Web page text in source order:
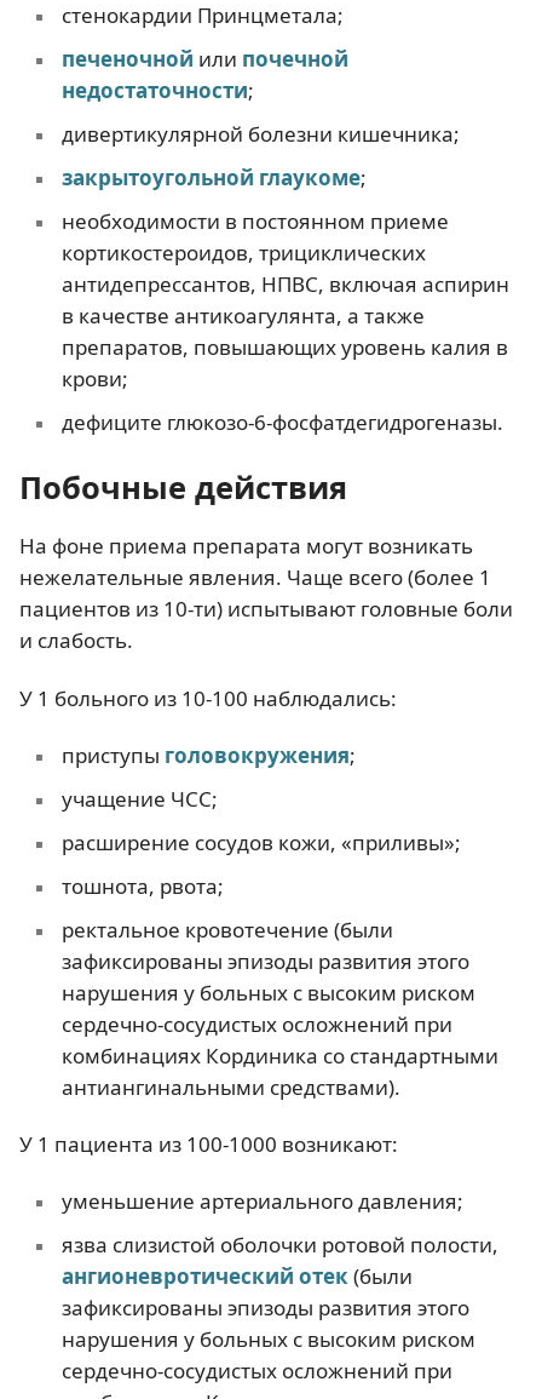
стенокардии Принцметала;
печеночной или почечной
недостаточности;
дивертикулярной болезни кишечника;
закрытоугольной глаукоме;
необходимости в постоянном приеме
кортикостероидов, трициклических
антидепрессантов, НПВС, включая аспирин
в качестве антикоагулянта, а также
препаратов, повышающих уровень калия в
крови;
дефиците глюкозо-6-фосфатдегидрогеназы.
Побочные действия
На фоне приема препарата могут возникать
нежелательные явления. Чаще всего (более 1
пациентов из 10-ти) испытывают головные боли
и слабость.
У 1 больного из 10-100 наблюдались:
приступы головокружения;
учащение ЧСС;
расширение сосудов кожи, «приливы»;
тошнота, рвота;
ректальное кровотечение (были
зафиксированы эпизоды развития этого
нарушения у больных с высоким риском
сердечно-сосудистых осложнений при
комбинациях Кординика со стандартными
антиангинальными средствами).
У 1 пациента из 100-1000 возникают:
уменьшение артериального давления;
язва слизистой оболочки ротовой полости,
ангионевротический отек(были
зафиксированы эпизоды развития этого
нарушения у больных с высоким риском
сердечно-сосудистых осложнений при